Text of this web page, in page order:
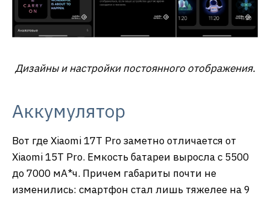
Дизайны и настройки постоянного отображения.
Аккумулятор
Вот где Xiaomi 17T Pro заметно отличается от
Xiaomi 15T Pro. Емкость батареи выросла с 5500
до 7000 мА*ч. Причем габариты почти не
изменились: смартфон стал лишь тяжелее на 9